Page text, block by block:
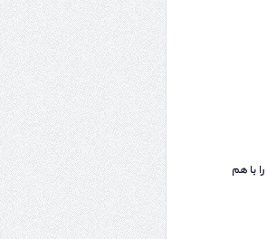
را با هم